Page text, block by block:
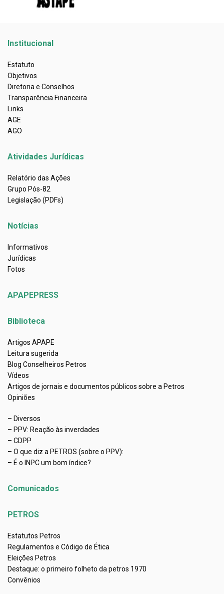
Institucional
Estatuto
Objetivos
Diretoria e Conselhos
Transparência Financeira
Links
AGE
AGO
Atividades Jurídicas
Relatório das Ações
Grupo Pós-82
Legislação (PDFs)
Notícias
Informativos
Jurídicas
Fotos
APAPEPRESS
Biblioteca
Artigos APAPE
Leitura sugerida
Blog Conselheiros Petros
Vídeos
Artigos de jornais e documentos públicos sobre a Petros
Opiniões
– Diversos
– PPV: Reação às inverdades
– CDPP
– O que diz a PETROS (sobre o PPV):
– É o INPC um bom índice?
Comunicados
PETROS
Estatutos Petros
Regulamentos e Código de Ética
Eleições Petros
Destaque: o primeiro folheto da petros 1970
Convênios